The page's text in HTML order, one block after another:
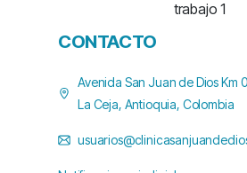
CONTACTO
Avenida San Juan de Dios Km
La Ceja, Antioquia, Colombia